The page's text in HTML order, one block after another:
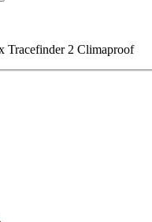
Tracefinder 2 Climaproof